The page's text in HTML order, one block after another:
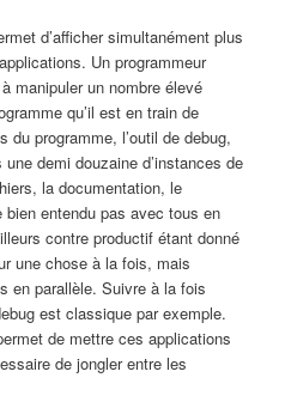
d’afficher simultanément plus
Un programmeur
manipuler un nombre élevé
qu’il est en train de
du programme, l’outil de debug,
demi douzaine d’instances de
la documentation, le
entendu pas avec tous en
contre productif étant donné
une chose à la fois, mais
en parallèle. Suivre à la fois
est classique par exemple.
de mettre ces applications
de jongler entre les